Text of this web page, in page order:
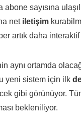
sayısına
net iletişim
artık daha
aynı ortamda
yeni sistem için ilk
gibi görünüyor.
bekleniliyor.